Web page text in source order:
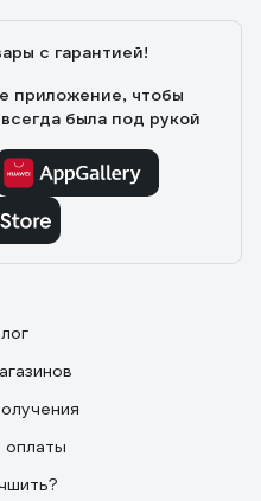
с гарантией!
приложение, чтобы
была под рукой